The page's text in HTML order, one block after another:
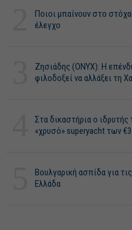
Ποιοι μπαίνουν στο
έλεγχο
Ζησιάδης (ONYX): Η
φιλοδοξεί να αλλάξει τη
Στα δικαστήρια ο ιδρυτής
«χρυσό» superyacht των
Βουλγαρική ασπίδα για
Ελλάδα